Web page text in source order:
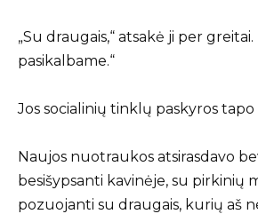
„Su draugais,“ atsakė ji per greitai.
pasikalbame.“
Jos socialinių tinklų paskyros tapo
Naujos nuotraukos atsirasdavo
besišypsanti kavinėje, su pirkinių
pozuojanti su draugais, kurių aš